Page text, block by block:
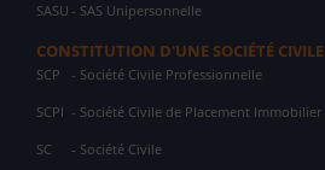
SASU - SAS Unipersonnelle
CONSTITUTION D'UNE SOCIÉTÉ CIVILE
SCP - Société Civile Professionnelle
SCPI - Société Civile de Placement Immobilier
SC - Société Civile